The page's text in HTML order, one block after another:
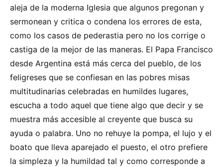
aleja de la moderna Iglesia que algunos pregonan y
sermonean y critica o condena los errores de esta,
como los casos de pederastia pero no los corrige o
castiga de la mejor de las maneras. El Papa Francisco
desde Argentina está más cerca del pueblo, de los
feligreses que se confiesan en las pobres misas
multitudinarias celebradas en humildes lugares,
escucha a todo aquel que tiene algo que decir y se
muestra más accesible al creyente que busca su
ayuda o palabra. Uno no rehuye la pompa, el lujo y el
boato que lleva aparejado el puesto, el otro prefiere
la simpleza y la humildad tal y como corresponde a